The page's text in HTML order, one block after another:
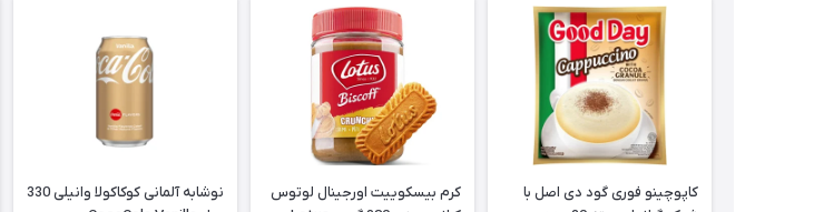
کاپوچینو فوری گود دی اصل با
کرم بیسکوییت اورجینال لوتوس
نوشابه آلمانی کوکاکولا وانیلی 330